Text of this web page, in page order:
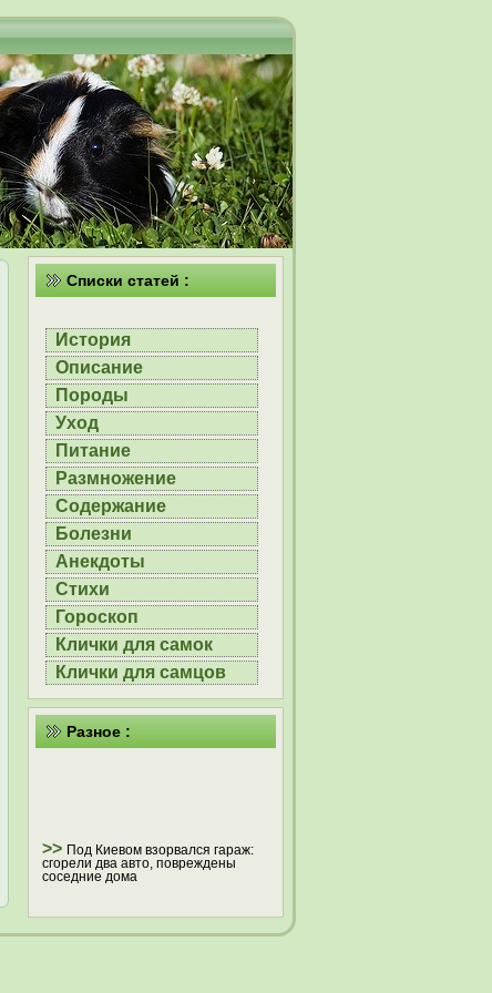
Списки статей :
История
Описание
Породы
Уход
Питание
Размножение
Содержание
Болезни
Анекдоты
Стихи
Гороскоп
Клички для самок
Клички для самцов
Разное :
>> Под Киевом взорвался гараж:
сгорели два авто, повреждены
соседние дома